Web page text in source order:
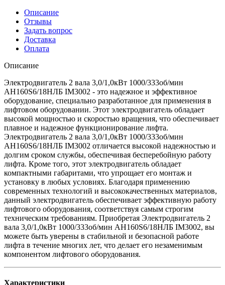
Описание
Отзывы
Задать вопрос
Доставка
Оплата
Описание
Электродвигатель 2 вала 3,0/1,0кВт 1000/333об/мин
АН160S6/18НЛБ IM3002 - это надежное и эффективное
оборудование, специально разработанное для применения в
лифтовом оборудовании. Этот электродвигатель обладает
высокой мощностью и скоростью вращения, что обеспечивает
плавное и надежное функционирование лифта.
Электродвигатель 2 вала 3,0/1,0кВт 1000/333об/мин
АН160S6/18НЛБ IM3002 отличается высокой надежностью и
долгим сроком службы, обеспечивая бесперебойную работу
лифта. Кроме того, этот электродвигатель обладает
компактными габаритами, что упрощает его монтаж и
установку в любых условиях. Благодаря применению
современных технологий и высококачественных материалов,
данный электродвигатель обеспечивает эффективную работу
лифтового оборудования, соответствуя самым строгим
техническим требованиям. Приобретая Электродвигатель 2
вала 3,0/1,0кВт 1000/333об/мин АН160S6/18НЛБ IM3002, вы
можете быть уверены в стабильной и безопасной работе
лифта в течение многих лет, что делает его незаменимым
компонентом лифтового оборудования.
Характеристики